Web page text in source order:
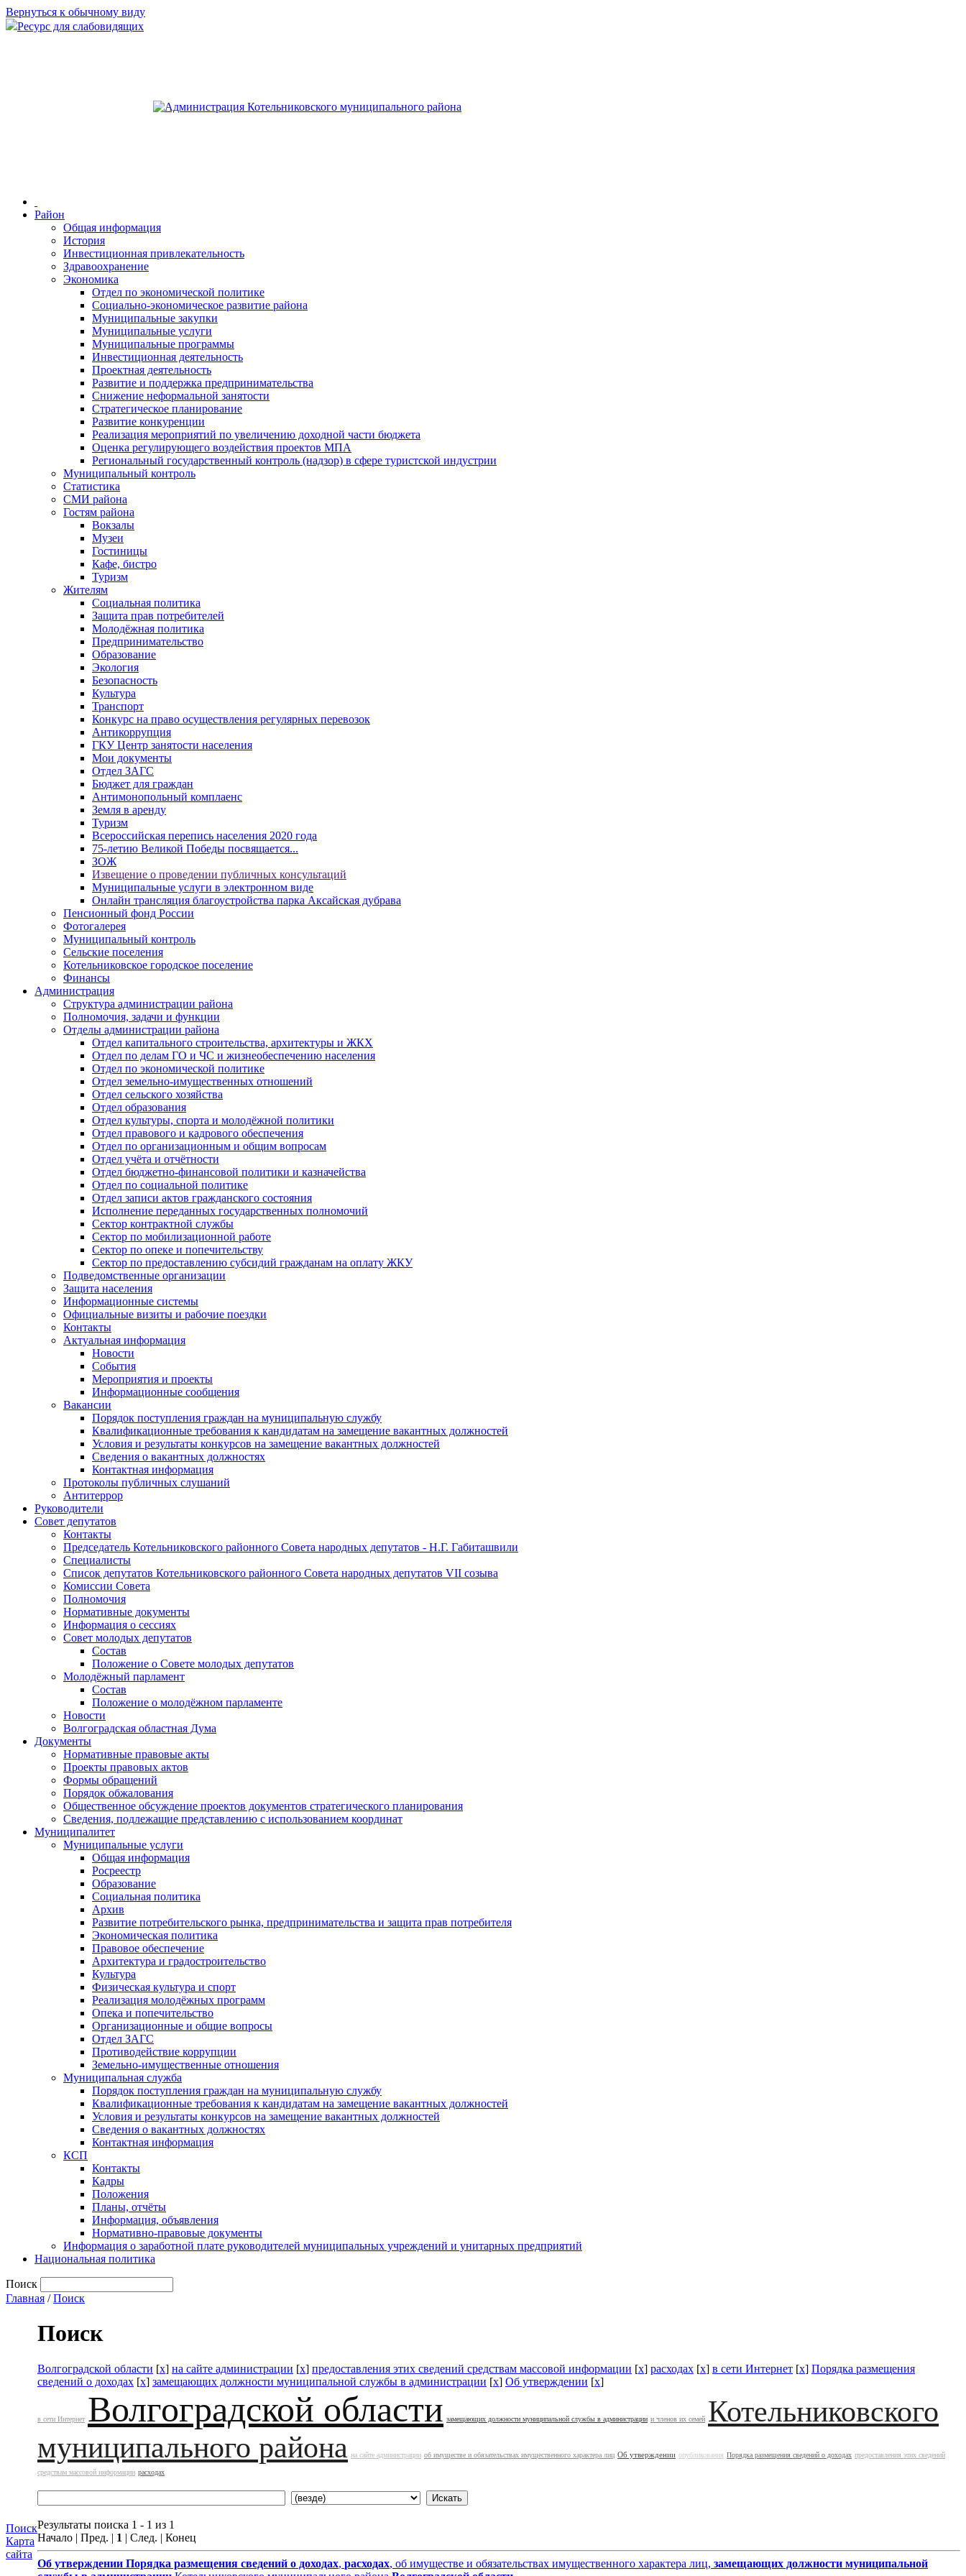
Вернуться к обычному виду
Ресурс для слабовидящих
Район
Общая информация
История
Инвестиционная привлекательность
Здравоохранение
Экономика
Отдел по экономической политике
Социально-экономическое развитие района
Муниципальные закупки
Муниципальные услуги
Муниципальные программы
Инвестиционная деятельность
Проектная деятельность
Развитие и поддержка предпринимательства
Снижение неформальной занятости
Стратегическое планирование
Развитие конкуренции
Реализация мероприятий по увеличению доходной части бюджета
Оценка регулирующего воздействия проектов МПА
Региональный государственный контроль (надзор) в сфере туристской индустрии
Муниципальный контроль
Статистика
СМИ района
Гостям района
Вокзалы
Музеи
Гостиницы
Кафе, бистро
Туризм
Жителям
Социальная политика
Защита прав потребителей
Молодёжная политика
Предпринимательство
Образование
Экология
Безопасность
Культура
Транспорт
Конкурс на право осуществления регулярных перевозок
Антикоррупция
ГКУ Центр занятости населения
Мои документы
Отдел ЗАГС
Бюджет для граждан
Антимонопольный комплаенс
Земля в аренду
Туризм
Всероссийская перепись населения 2020 года
75-летию Великой Победы посвящается...
ЗОЖ
Извещение о проведении публичных консультаций
Муниципальные услуги в электронном виде
Онлайн трансляция благоустройства парка Аксайская дубрава
Пенсионный фонд России
Фотогалерея
Муниципальный контроль
Сельские поселения
Котельниковское городское поселение
Финансы
Администрация
Структура администрации района
Полномочия, задачи и функции
Отделы администрации района
Отдел капитального строительства, архитектуры и ЖКХ
Отдел по делам ГО и ЧС и жизнеобеспечению населения
Отдел по экономической политике
Отдел земельно-имущественных отношений
Отдел сельского хозяйства
Отдел образования
Отдел культуры, спорта и молодёжной политики
Отдел правового и кадрового обеспечения
Отдел по организационным и общим вопросам
Отдел учёта и отчётности
Отдел бюджетно-финансовой политики и казначейства
Отдел по социальной политике
Отдел записи актов гражданского состояния
Исполнение переданных государственных полномочий
Сектор контрактной службы
Сектор по мобилизационной работе
Сектор по опеке и попечительству
Сектор по предоставлению субсидий гражданам на оплату ЖКУ
Подведомственные организации
Защита населения
Информационные системы
Официальные визиты и рабочие поездки
Контакты
Актуальная информация
Новости
События
Мероприятия и проекты
Информационные сообщения
Вакансии
Порядок поступления граждан на муниципальную службу
Квалификационные требования к кандидатам на замещение вакантных должностей
Условия и результаты конкурсов на замещение вакантных должностей
Сведения о вакантных должностях
Контактная информация
Протоколы публичных слушаний
Антитеррор
Руководители
Совет депутатов
Контакты
Председатель Котельниковского районного Совета народных депутатов - Н.Г. Габиташвили
Специалисты
Список депутатов Котельниковского районного Совета народных депутатов VII созыва
Комиссии Совета
Полномочия
Нормативные документы
Информация о сессиях
Совет молодых депутатов
Состав
Положение о Совете молодых депутатов
Молодёжный парламент
Состав
Положение о молодёжном парламенте
Новости
Волгоградская областная Дума
Документы
Нормативные правовые акты
Проекты правовых актов
Формы обращений
Порядок обжалования
Общественное обсуждение проектов документов стратегического планирования
Сведения, подлежащие представлению с использованием координат
Муниципалитет
Муниципальные услуги
Общая информация
Росреестр
Образование
Социальная политика
Архив
Развитие потребительского рынка, предпринимательства и защита прав потребителя
Экономическая политика
Правовое обеспечение
Архитектура и градостроительство
Культура
Физическая культура и спорт
Реализация молодёжных программ
Опека и попечительство
Организационные и общие вопросы
Отдел ЗАГС
Противодействие коррупции
Земельно-имущественные отношения
Муниципальная служба
Порядок поступления граждан на муниципальную службу
Квалификационные требования к кандидатам на замещение вакантных должностей
Условия и результаты конкурсов на замещение вакантных должностей
Сведения о вакантных должностях
Контактная информация
КСП
Контакты
Кадры
Положения
Планы, отчёты
Информация, объявления
Нормативно-правовые документы
Информация о заработной плате руководителей муниципальных учреждений и унитарных предприятий
Национальная политика
Поиск
Главная /Поиск
Поиск
Карта
сайта
Поиск
Волгоградской области [x] на сайте администрации [x] предоставления этих сведений средствам массовой информации [x] расходах [x] в сети Интернет [x] Порядка размещения
сведений о доходах [x] замещающих должности муниципальной службы в администрации [x] Об утверждении [x]
в сети Интернет Волгоградской области замещающих должности муниципальной службы в администрации и членов их семей Котельниковского
муниципального района на сайте администрации об имуществе и обязательствах имущественного характера лиц Об утверждении опубликования Порядка размещения сведений о доходах предоставления этих сведений
средствам массовой информации расходах
Результаты поиска 1 - 1 из 1
Начало | Пред. | 1 | След. | Конец
Об утверждении Порядка размещения сведений о доходах, расходах, об имуществе и обязательствах имущественного характера лиц, замещающих должности муниципальной